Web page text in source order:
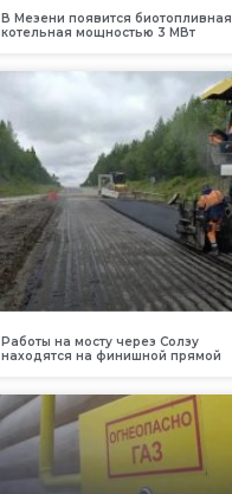
В Мезени появится биотопливная
котельная мощностью 3 МВт
Работы на мосту через Солзу
находятся на финишной прямой